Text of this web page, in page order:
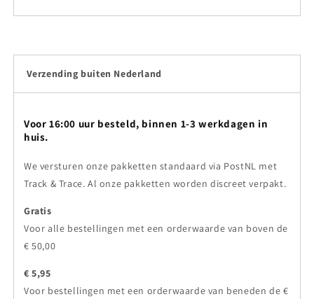
Verzending buiten Nederland
Voor 16:00 uur besteld, binnen 1-3 werkdagen in
huis.
We versturen onze pakketten standaard via PostNL met
Track & Trace. Al onze pakketten worden discreet verpakt.
Gratis
Voor alle bestellingen met een orderwaarde van boven de
€ 50,00
€ 5,95
Voor bestellingen met een orderwaarde van beneden de €